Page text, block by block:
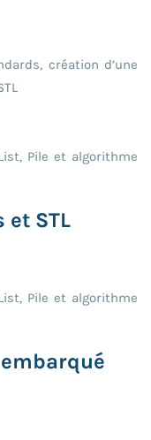
création d’une
Pile et algorithme
STL
Pile et algorithme